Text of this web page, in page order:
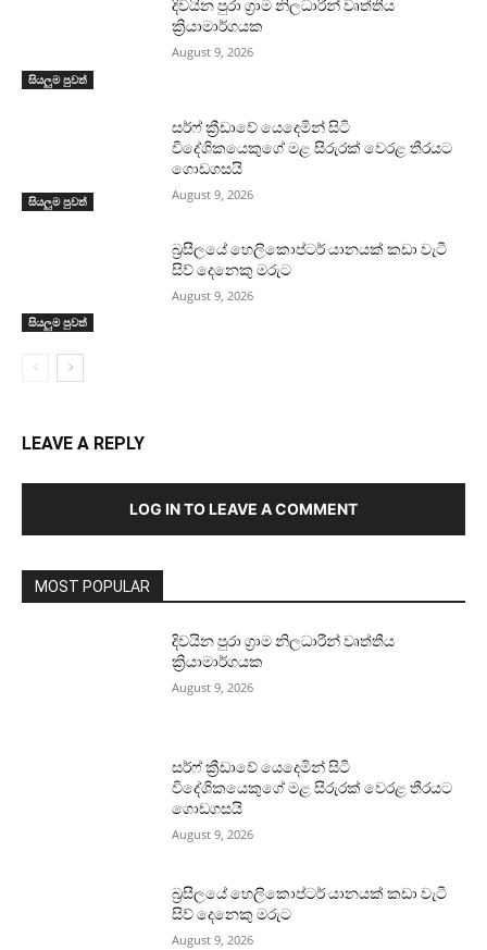
සියලුම පුවත්
දිවයින පුරා ග්‍රාම නිලධාරීන් වෘත්තීය
ක්‍රියාමාර්ගයක
August 9, 2026
සියලුම පුවත්
සර්ෆ් ක්‍රීඩාවේ යෙදෙමින් සිටි
විදේශිකයෙකුගේ මළ සිරුරක් වෙරළ තීරයට
ගොඩගසයි
August 9, 2026
සියලුම පුවත්
බ්‍රසීලයේ හෙලිකොප්ටර් යානයක් කඩා වැටී
සිව් දෙනෙකු මරුට
August 9, 2026
LEAVE A REPLY
LOG IN TO LEAVE A COMMENT
MOST POPULAR
දිවයින පුරා ග්‍රාම නිලධාරීන් වෘත්තීය
ක්‍රියාමාර්ගයක
August 9, 2026
සර්ෆ් ක්‍රීඩාවේ යෙදෙමින් සිටි
විදේශිකයෙකුගේ මළ සිරුරක් වෙරළ තීරයට
ගොඩගසයි
August 9, 2026
බ්‍රසීලයේ හෙලිකොප්ටර් යානයක් කඩා වැටී
සිව් දෙනෙකු මරුට
August 9, 2026